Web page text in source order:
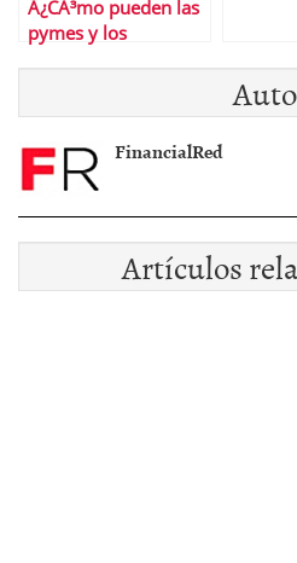
Â¿CÃ³mo pueden las
pymes y los
FinancialRed
Artículos